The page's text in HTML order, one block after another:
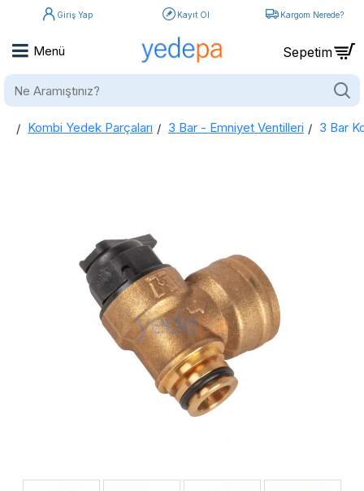
Giriş Yap Kayıt Ol Kargom Nerede?
Ne
home
Kombi Yedek Parçaları 3 Bar - Emniyet Ventilleri 3 Bar